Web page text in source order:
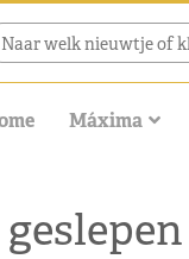
Máxima